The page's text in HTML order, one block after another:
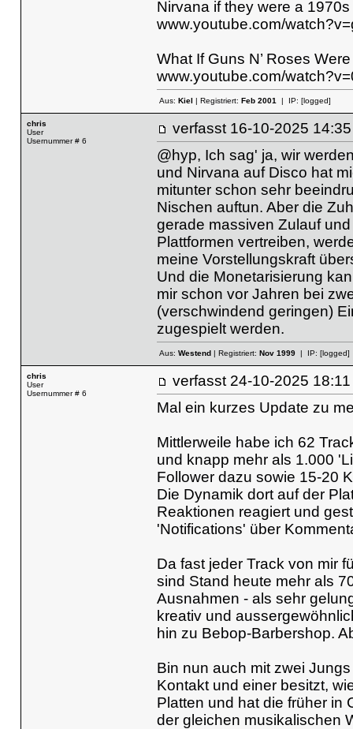
Nirvana if they were a
www.youtube.com/
What If Guns N’ Roses
www.youtube.com/
Aus: Kiel | Registriert: Feb 2001| IP: [logged]
chris
User
Usernummer # 6
verfasst 16-10-2025
@hyp, Ich sag' ja, wir
und Nirvana auf Disco hat
mitunter schon sehr
Nischen auftun. Aber die
gerade massiven Zulauf
Plattformen vertreiben,
meine Vorstellungskraft
Und die Monetarisierung
mir schon vor Jahren bei
(verschwindend geringen)
zugespielt werden.
Aus: Westend| Registriert: Nov 1999| IP: [logged]
chris
User
Usernummer # 6
verfasst 24-10-2025
Mal ein kurzes Update zu
Mittlerweile habe ich 62
und knapp mehr als 1.000
Follower dazu sowie 15-20
Die Dynamik dort auf der
Reaktionen reagiert und
'Notifications' über
Da fast jeder Track von mir
sind Stand heute mehr als
Ausnahmen - als sehr
kreativ und
hin zu Bebop-Barbershop.
Bin nun auch mit zwei
Kontakt und einer besitzt,
Platten und hat die früher in
der gleichen musikalischen